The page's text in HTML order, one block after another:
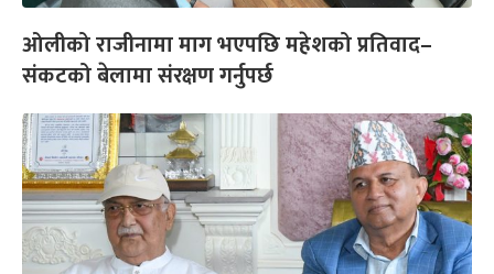
ओलीको राजीनामा माग भएपछि महेशको प्रतिवाद–
संकटको बेलामा संरक्षण गर्नुपर्छ